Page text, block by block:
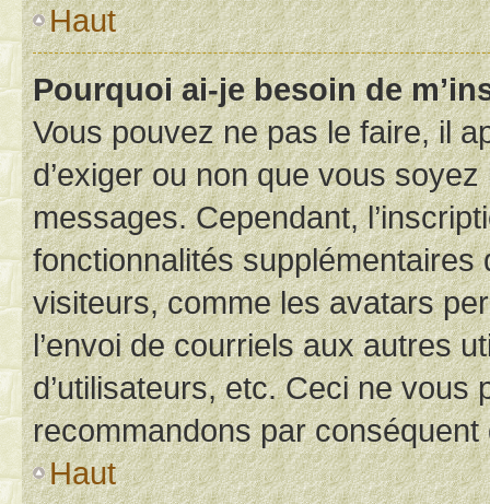
Haut
Pourquoi ai-je besoin de
Vous pouvez ne pas le faire, il
d’exiger ou non que vous
messages. Cependant,
fonctionnalités
visiteurs, comme les avatars
l’envoi de courriels aux autres
d’utilisateurs, etc. Ceci ne vous
recommandons par conséquent
Haut